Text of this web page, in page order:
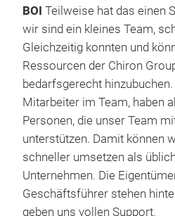
BOI Teilweise hat das einen
wir sind ein kleines Team,
Gleichzeitig konnten und
Ressourcen der Chiron
bedarfsgerecht
Mitarbeiter im Team, haben
Personen, die unser Team
unterstützen. Damit können
schneller umsetzen als
Unternehmen. Die
Geschäftsführer stehen
geben uns vollen Support.